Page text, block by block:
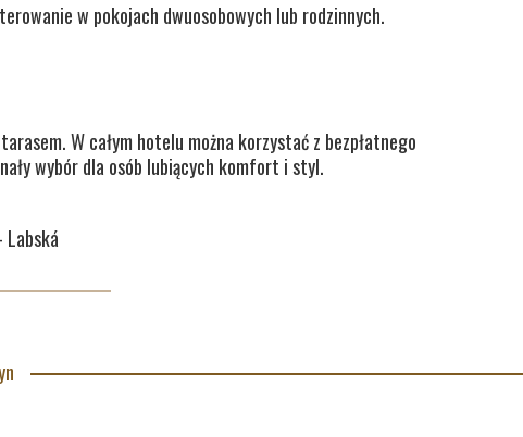
w pokojach dwuosobowych lub rodzinnych.
W całym hotelu można korzystać z bezpłatnego
wybór dla osób lubiących komfort i styl.
Labská